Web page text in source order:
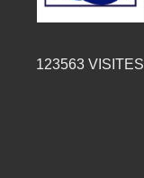
123563 VISITES